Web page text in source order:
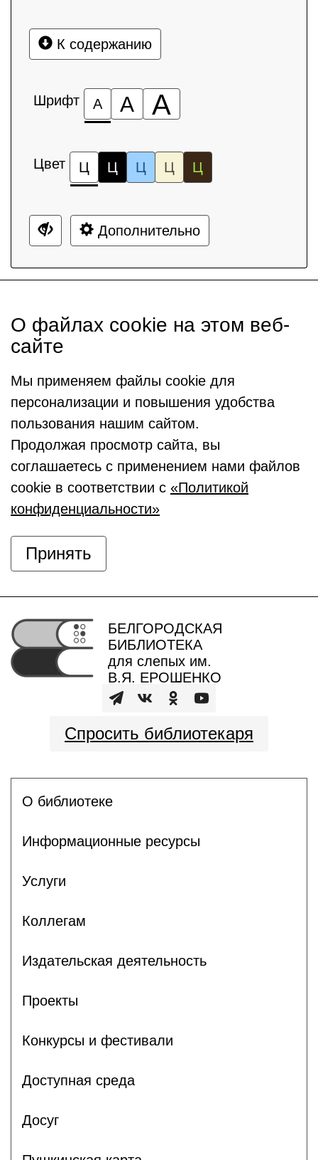
К содержанию
Шрифт А А А
Цвет Ц Ц Ц Ц Ц
Дополнительно
О файлах cookie на этом веб-
сайте
Мы применяем файлы cookie для
персонализации и повышения удобства
пользования нашим сайтом.
Продолжая просмотр сайта, вы
соглашаетесь с применением нами файлов
cookie в соответствии с «Политикой
конфиденциальности»
Принять
БЕЛГОРОДСКАЯ
БИБЛИОТЕКА
для слепых им.
В.Я. ЕРОШЕНКО
Спросить библиотекаря
О библиотеке
Информационные ресурсы
Услуги
Коллегам
Издательская деятельность
Проекты
Конкурсы и фестивали
Доступная среда
Досуг